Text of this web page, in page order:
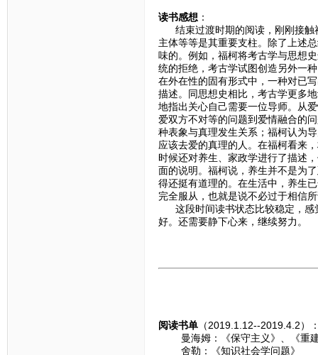
读书感想 ：
结束过渡时期的阅读，刚刚接触
主体等等是其重要支柱。除了上述
味的。例如，福柯将考古学与思想
统的拒绝，考古学试图创造另外一
在外在性的固有形式中，一种对已
描述。同思想史相比，考古学更多
地指出关心自己需要一位导师。从
爱双方不对等的问题到爱情融合的
种表象与真理发生关系；福柯认为
应该去爱的真理的人。在福柯看来
时候还对养生、家政学进行了描述
面的说明。福柯说，养生并不是为
得还挺有道理的。在生活中，养生
完全服从，也就是说不必过于相信
这段时间读书状态比较稳定，感
好。还需要静下心来，继续努力。
阅读书单（2019.1.12--2019.4.2）
曼海姆：《保守主义》、《重建
舍勒：《知识社会学问题》